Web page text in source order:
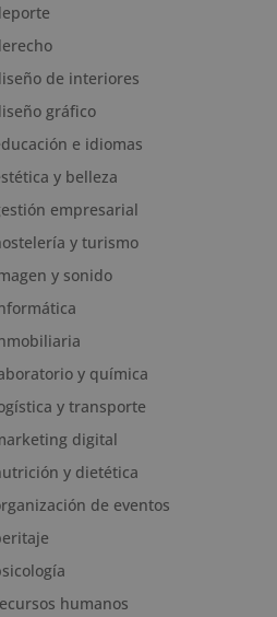
de interiores
gráfico
e idiomas
y belleza
empresarial
y turismo
y sonido
y química
y transporte
digital
y dietética
de eventos
humanos